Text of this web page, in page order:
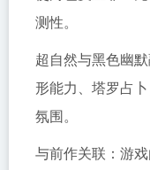
测性。
超自然与黑色幽
形能力、塔罗占
氛围。
与前作关联：游